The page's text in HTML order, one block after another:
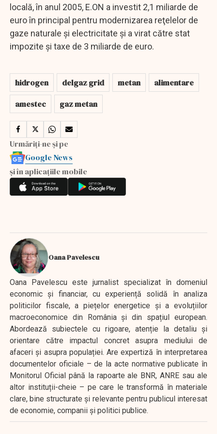
locală, în anul 2005, E.ON a investit 2,1 miliarde de
euro în principal pentru modernizarea reţelelor de
gaze naturale şi electricitate şi a virat către stat
impozite şi taxe de 3 miliarde de euro.
hidrogen delgaz grid metan
alimentare
amestec
gaz metan
Urmăriți-ne și pe
Google News
și în aplicațiile mobile
Oana Pavelescu
Oana Pavelescu este jurnalist specializat în domeniul
economic și financiar, cu experiență solidă în analiza
politicilor fiscale, a piețelor energetice și a evoluțiilor
macroeconomice din România și din spațiul european.
Abordează subiectele cu rigoare, atenție la detaliu și
orientare către impactul concret asupra mediului de
afaceri și asupra populației. Are expertiză în interpretarea
documentelor oficiale – de la acte normative publicate în
Monitorul Oficial până la rapoarte ale BNR, ANRE sau ale
altor instituții-cheie – pe care le transformă în materiale
clare, bine structurate și relevante pentru publicul interesat
de economie, companii și politici publice.